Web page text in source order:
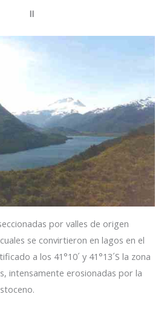
II
por valles de origen
se convirtieron en lagos en el
a los 41°10´ y 41°13´S la zona
intensamente erosionadas por la